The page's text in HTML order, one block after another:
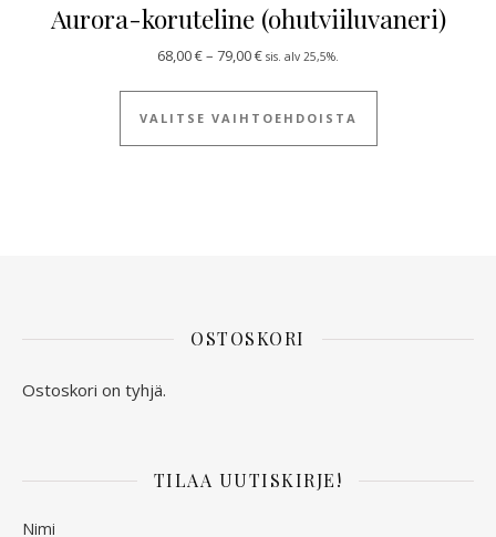
Aurora-koruteline (ohutviiluvaneri)
68,00€– 79,00€Hintaluokka: 68,00 € - 79,00 €
sis. alv 25,5%.
VALITSE VAIHTOEHDOISTA
Tällä tuotteella
OSTOSKORI
Ostoskori on tyhjä.
TILAA UUTISKIRJE!
Nimi